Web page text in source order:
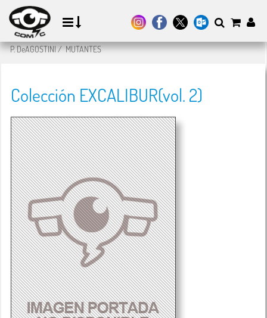
P. DeAGOSTINI/MUTANTES
Colección EXCALIBUR(vol. 2)